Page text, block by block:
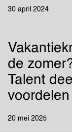
30 april 2024
de
Talent
voordelen
20 mei 2025